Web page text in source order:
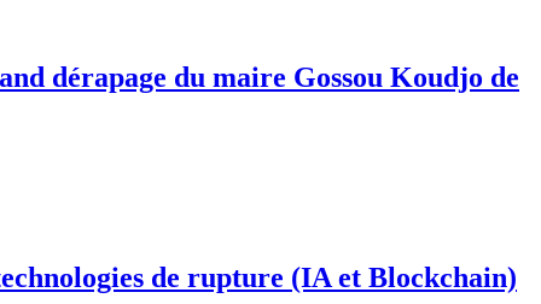
dérapage du maire Gossou Koudjo de
de rupture (IA et Blockchain)